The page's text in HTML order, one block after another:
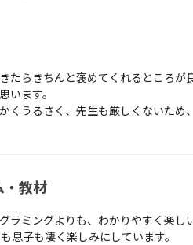
たらきちんと褒めてくれるところが
います。
くうるさく、先生も厳しくないため
・教材
ラミングよりも、わかりやすく楽し
息子も凄く楽しみにしています。